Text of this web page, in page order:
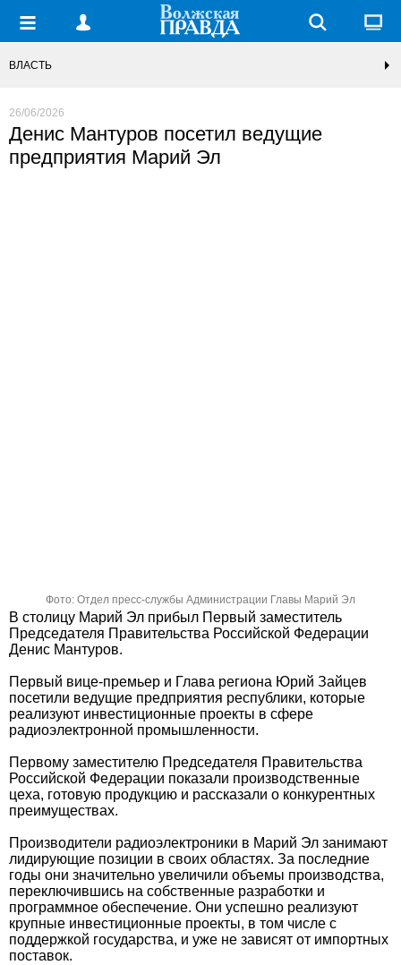
ВЛАСТЬ
26/06/2026
Денис Мантуров посетил ведущие
предприятия Марий Эл
Фото: Отдел пресс-службы Администрации Главы Марий Эл
В столицу Марий Эл прибыл Первый заместитель
Председателя Правительства Российской Федерации
Денис Мантуров.
Первый вице-премьер и Глава региона Юрий Зайцев
посетили ведущие предприятия республики, которые
реализуют инвестиционные проекты в сфере
радиоэлектронной промышленности.
Первому заместителю Председателя Правительства
Российской Федерации показали производственные
цеха, готовую продукцию и рассказали о конкурентных
преимуществах.
Производители радиоэлектроники в Марий Эл занимают
лидирующие позиции в своих областях. За последние
годы они значительно увеличили объемы производства,
переключившись на собственные разработки и
программное обеспечение. Они успешно реализуют
крупные инвестиционные проекты, в том числе с
поддержкой государства, и уже не зависят от импортных
поставок.